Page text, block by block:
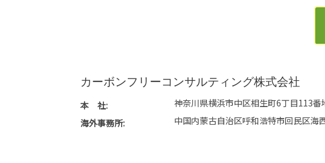
カーボンフリーコンサルティング株式会社
本 社:
神奈川県横浜市中区相生町6丁目113
海外事務所:
中国内蒙古自治区呼和浩特市回民区海